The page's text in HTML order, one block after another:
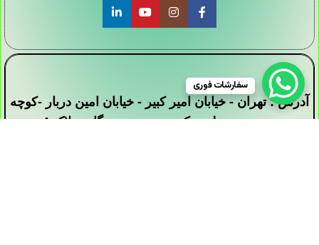
آدرس : تهران - خیابان امیر کبیر - خیابان امین دربار -کوچه
سید محمد علی - کوچه بیست دستگاه - پلاک 4
سفارشات فوری